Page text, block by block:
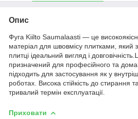
Опис
Фуга Kiilto Saumalaasti — це
матеріал для швовмісу плитками, який
плитці ідеальний вигляд і
призначений для професійного та
підходить для застосування як у
роботах. Висока стійкість до стирання
тривалий термін експлуатації.
Приховати